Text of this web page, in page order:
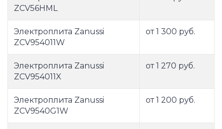
ZCV56HML
Электроплита Zanussi
ZCV954011W
от 1 300 руб.
Электроплита Zanussi
ZCV954011X
от 1 270 руб.
Электроплита Zanussi
ZCV9540G1W
от 1 200 руб.